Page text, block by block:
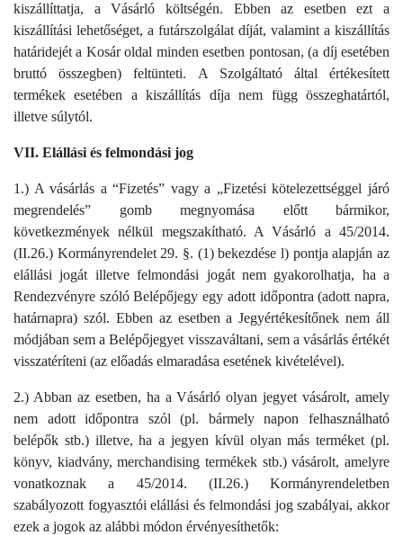
kiszállíttatja, a Vásárló költségén. Ebben az esetben ezt a
kiszállítási lehetőséget, a futárszolgálat díját, valamint a kiszállítás
határidejét a Kosár oldal minden esetben pontosan, (a díj esetében
bruttó összegben) feltünteti. A Szolgáltató által értékesített
termékek esetében a kiszállítás díja nem függ összeghatártól,
illetve súlytól.
VII. Elállási és felmondási jog
1.) A vásárlás a “Fizetés” vagy a „Fizetési kötelezettséggel járó
megrendelés” gomb megnyomása előtt bármikor,
következmények nélkül megszakítható. A Vásárló a 45/2014.
(II.26.) Kormányrendelet 29. §. (1) bekezdése l) pontja alapján az
elállási jogát illetve felmondási jogát nem gyakorolhatja, ha a
Rendezvényre szóló Belépőjegy egy adott időpontra (adott napra,
határnapra) szól. Ebben az esetben a Jegyértékesítőnek nem áll
módjában sem a Belépőjegyet visszaváltani, sem a vásárlás értékét
visszatéríteni (az előadás elmaradása esetének kivételével).
2.) Abban az esetben, ha a Vásárló olyan jegyet vásárolt, amely
nem adott időpontra szól (pl. bármely napon felhasználható
belépők stb.) illetve, ha a jegyen kívül olyan más terméket (pl.
könyv, kiadvány, merchandising termékek stb.) vásárolt, amelyre
vonatkoznak a 45/2014. (II.26.) Kormányrendeletben
szabályozott fogyasztói elállási és felmondási jog szabályai, akkor
ezek a jogok az alábbi módon érvényesíthetők: